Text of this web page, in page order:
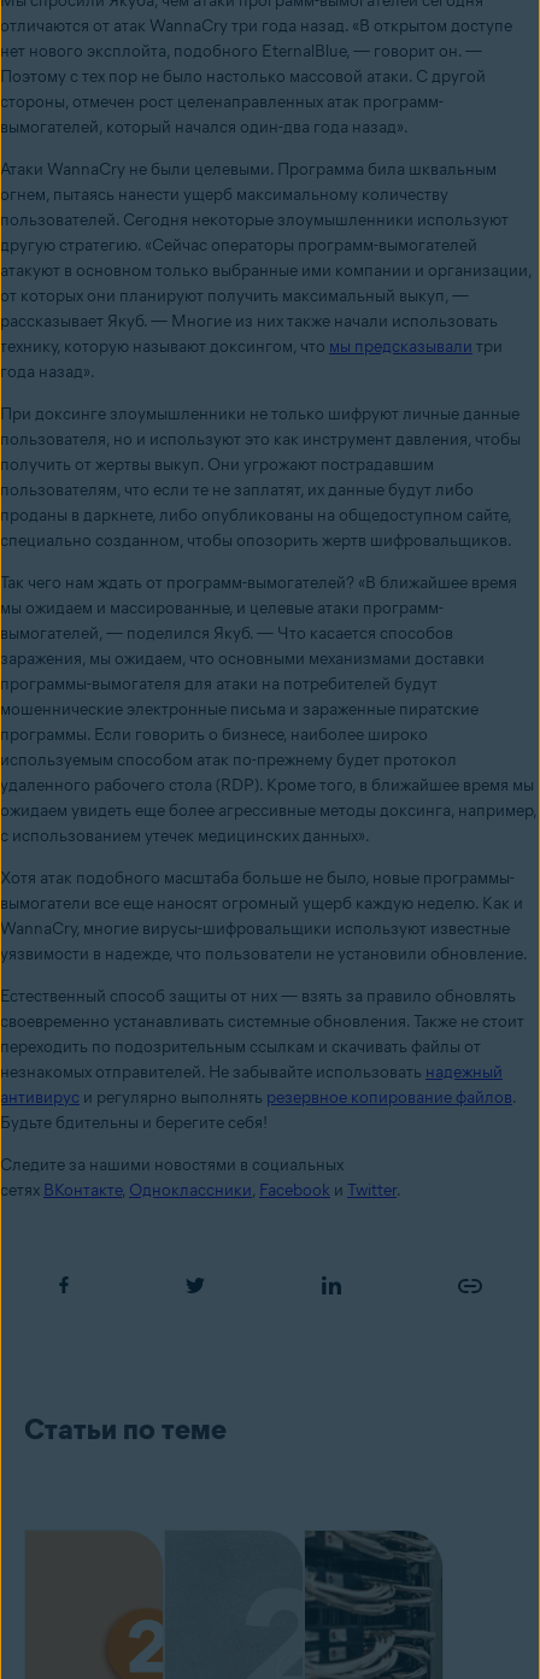
отличаются от атак WannaCry три года назад. «В открытом доступе
нет нового эксплойта, подобного EternalBlue, — говорит он. —
Поэтому с тех пор не было настолько массовой атаки. С другой
стороны, отмечен рост целенаправленных атак программ-
вымогателей, который начался один-два года назад».
Атаки WannaCry не были целевыми. Программа била шквальным
огнем, пытаясь нанести ущерб максимальному количеству
пользователей. Сегодня некоторые злоумышленники используют
другую стратегию. «Сейчас операторы программ-вымогателей
атакуют в основном только выбранные ими компании и организации,
от которых они планируют получить максимальный выкуп, —
рассказывает Якуб. — Многие из них также начали использовать
технику, которую называют доксингом, что мы предсказывали три
года назад».
При доксинге злоумышленники не только шифруют личные данные
пользователя, но и используют это как инструмент давления, чтобы
получить от жертвы выкуп. Они угрожают пострадавшим
пользователям, что если те не заплатят, их данные будут либо
проданы в даркнете, либо опубликованы на общедоступном сайте,
специально созданном, чтобы опозорить жертв шифровальщиков.
Так чего нам ждать от программ-вымогателей? «В ближайшее время
мы ожидаем и массированные, и целевые атаки программ-
вымогателей, — поделился Якуб. — Что касается способов
заражения, мы ожидаем, что основными механизмами доставки
программы-вымогателя для атаки на потребителей будут
мошеннические электронные письма и зараженные пиратские
программы. Если говорить о бизнесе, наиболее широко
используемым способом атак по-прежнему будет протокол
удаленного рабочего стола (RDP). Кроме того, в ближайшее время мы
ожидаем увидеть еще более агрессивные методы доксинга, например,
с использованием утечек медицинских данных».
Хотя атак подобного масштаба больше не было, новые программы-
вымогатели все еще наносят огромный ущерб каждую неделю. Как и
WannaCry, многие вирусы-шифровальщики используют известные
уязвимости в надежде, что пользователи не установили обновление.
Естественный способ защиты от них — взять за правило обновлять
своевременно устанавливать системные обновления. Также не стоит
переходить по подозрительным ссылкам и скачивать файлы от
незнакомых отправителей. Не забывайте использовать надежный
антивирус и регулярно выполнять резервное копирование файлов.
Будьте бдительны и берегите себя!
Следите за нашими новостями в социальных
сетях ВКонтакте, Одноклассники, Facebook и Twitter.
Статьи по теме